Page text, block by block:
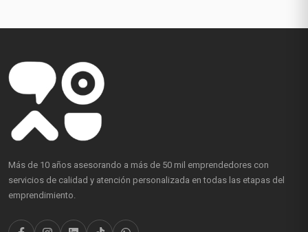
Más de 10 años asesorando a más de 50 mil emprendedores con
servicios de calidad y atención personalizada en todas las etapas del
emprendimiento.